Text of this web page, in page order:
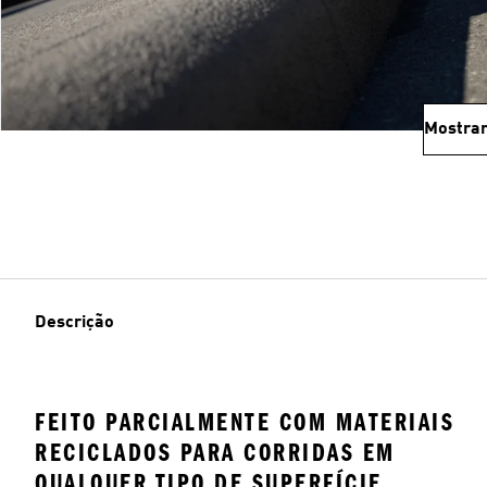
Descrição
FEITO PARCIALMENTE COM MATERIAIS
RECICLADOS PARA CORRIDAS EM